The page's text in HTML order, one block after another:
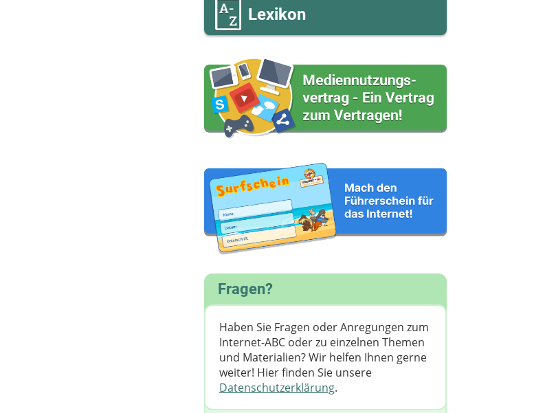
Lexikon
Fragen?
Haben Sie Fragen oder Anregungen zum
Internet-ABC oder zu einzelnen Themen
und Materialien? Wir helfen Ihnen gerne
weiter! ​Hier finden Sie unsere
Datenschutzerklärung.